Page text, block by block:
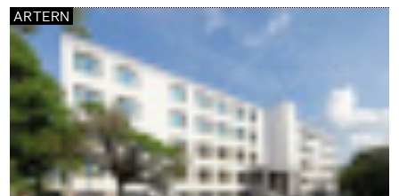
ARTERN